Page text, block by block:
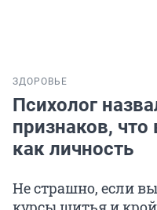
ЗДОРОВЬЕ
Психолог
признаков,
как личность
Не страшно, если